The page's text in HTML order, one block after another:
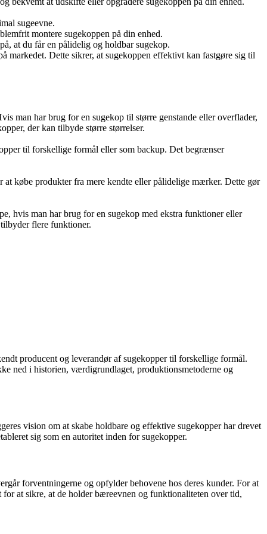
sugeevne.
montere sugekoppen på din enhed.
at du får en pålidelig og holdbar sugekop.
markedet. Dette sikrer, at sugekoppen effektivt kan fastgøre sig til
man har brug for en sugekop til større genstande eller overflader,
der kan tilbyde større størrelser.
til forskellige formål eller som backup. Det begrænser
købe produkter fra mere kendte eller pålidelige mærker. Dette gør
hvis man har brug for en sugekop med ekstra funktioner eller
flere funktioner.
producent og leverandør af sugekopper til forskellige formål.
ned i historien, værdigrundlaget, produktionsmetoderne og
vision om at skabe holdbare og effektive sugekopper har drevet
sig som en autoritet inden for sugekopper.
forventningerne og opfylder behovene hos deres kunder. For at
at sikre, at de holder bæreevnen og funktionaliteten over tid,